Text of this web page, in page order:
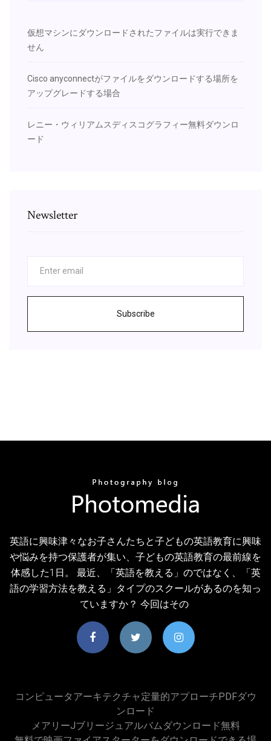
仮想マシンにダウンロードされたファイルは実行できま
せん
Cisco anyconnectがファイルをダウンロードする場所を
アップグレードする場合
レニー・ウィリアムスディスコグラフィー無料ダウンロ
ード
Newsletter
Subscribe
英語に興味津々なお子さんたちと子どもの英語教育に興味
や悩みを持つ保護者が集い、子どもの英語教育の最前線を
体感した1日。 最近、「英語を教える」のではなく、「英
語の学習方法を教える」タイプのスクールがあるのを知っ
ていますか？ 今回はその
コンピュータアーキテクチャ定量的アプローチPDFダウ
ンロード
メアリーjブリージュアルバムダウンロード無料